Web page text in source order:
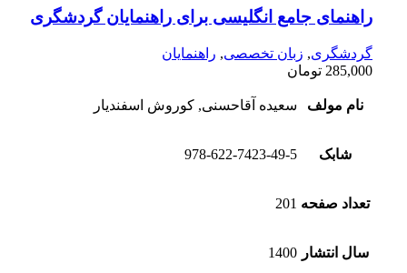
راهنمای جامع انگلیسی برای راهنمایان گردشگری
گردشگری, زبان تخصصی, راهنمایان
285,000 تومان
نام مولف سعیده آقا‌حسنی, کوروش اسفندیار
شابک 978-622-7423-49-5
تعداد صفحه 201
سال انتشار 1400